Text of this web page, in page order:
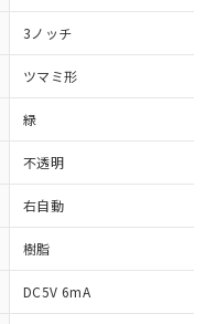
3ノッチ
ツマミ形
緑
不透明
右自動
樹脂
DC5V 6mA